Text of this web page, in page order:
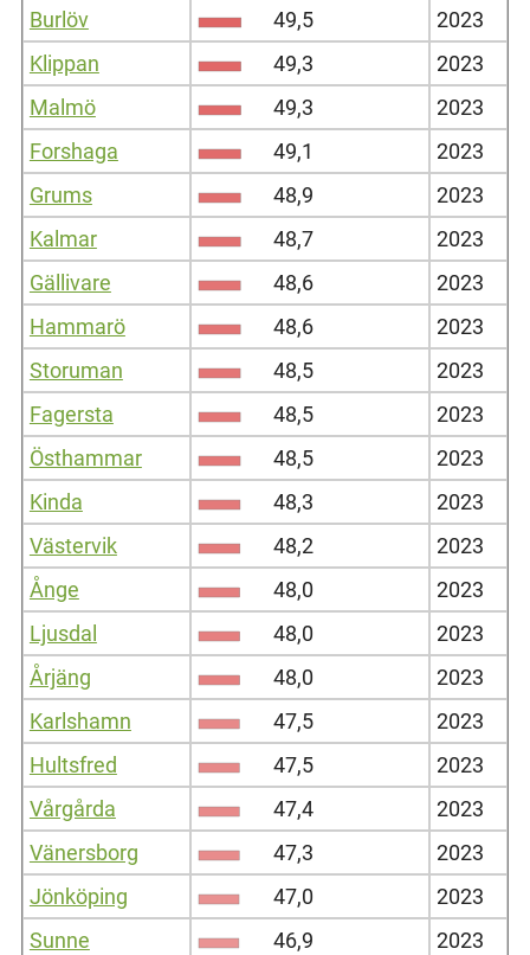
Burlöv
49,5
2023
Klippan
49,3
2023
Malmö
49,3
2023
Forshaga
49,1
2023
Grums
48,9
2023
Kalmar
48,7
2023
Gällivare
48,6
2023
Hammarö
48,6
2023
Storuman
48,5
2023
Fagersta
48,5
2023
Östhammar
48,5
2023
Kinda
48,3
2023
Västervik
48,2
2023
Ånge
48,0
2023
Ljusdal
48,0
2023
Årjäng
48,0
2023
Karlshamn
47,5
2023
Hultsfred
47,5
2023
Vårgårda
47,4
2023
Vänersborg
47,3
2023
Jönköping
47,0
2023
Sunne
46,9 2023